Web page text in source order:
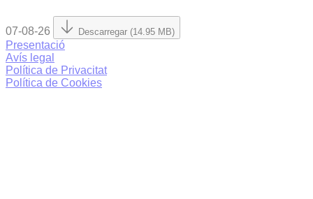
07-08-26 Descarregar (14.95 MB)
Presentació
Avís legal
Política de Privacitat
Política de Cookies